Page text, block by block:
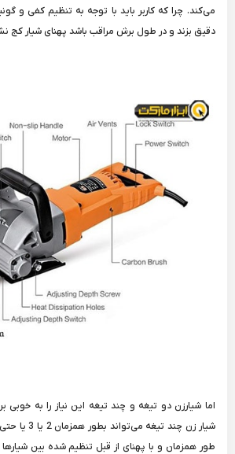
می‌کند. چرا که کاربر باید با توجه به تنظیم کفی و
دقیق بزند و در طول برش مراقب باشد پهنای شیار کج
اما شیارزن دو تیغه و چند تیغه این نیاز را به
شیار زن چند
طور همزمان و با پهنای از قبل تنظیم شده بین شیارها